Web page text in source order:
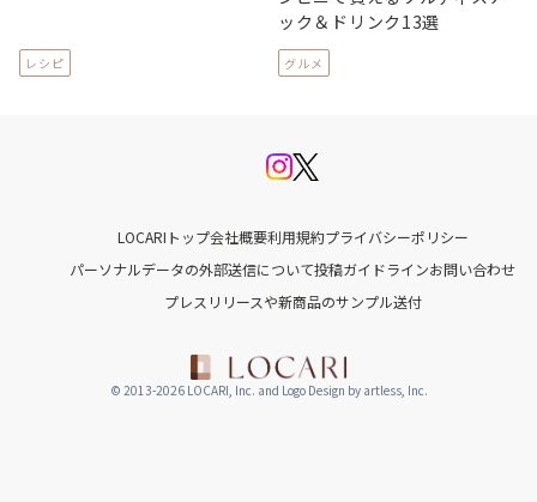
レシピ
ック＆ドリンク13選
グルメ
LOCARIトップ会社概要利用規約プライバシーポリシー
パーソナルデータの外部送信について投稿ガイドラインお問い合わせ
プレスリリースや新商品のサンプル送付
© 2013-2026 LOCARI, Inc. and Logo Design by artless, Inc.